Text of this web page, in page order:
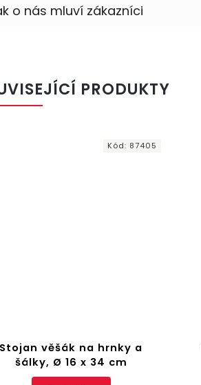
PRODUKTY
Stojan věšák na hrnky a
šálky, Ø 16 x 34 cm
Kód: 87405